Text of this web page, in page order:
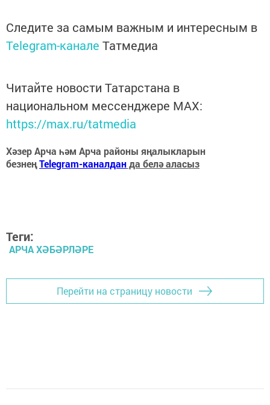
Следите за самым важным и интересным в
Telegram-канале Татмедиа
Читайте новости Татарстана в
национальном мессенджере MАХ:
https://max.ru/tatmedia
Хәзер Арча һәм Арча районы яңалыкларын
безнеңTelegram-каналданда белә аласыз
Теги:
АРЧА ХӘБӘРЛӘРЕ
Перейти на страницу новости